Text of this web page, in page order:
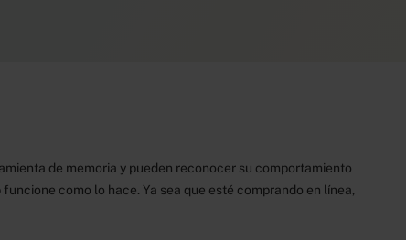
de memoria y pueden reconocer su comportamiento
como lo hace. Ya sea que esté comprando en línea,